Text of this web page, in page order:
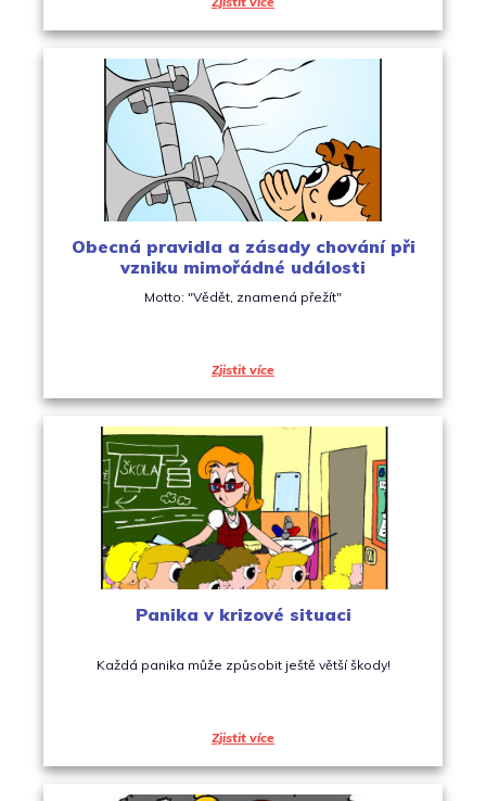
Obecná pravidla a zásady chování při
vzniku mimořádné události
Motto: "Vědět, znamená přežít"
Zjistit více
Panika v krizové situaci
Každá panika může způsobit ještě větší škody!
Zjistit více